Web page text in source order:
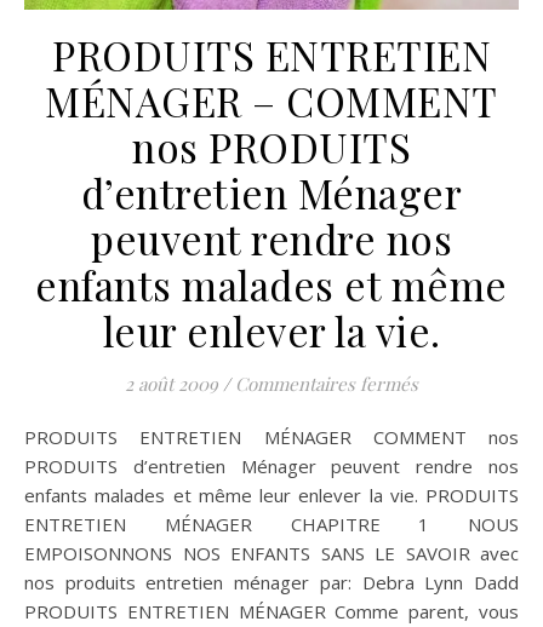
PRODUITS ENTRETIEN
MÉNAGER – COMMENT
nos PRODUITS
d’entretien Ménager
peuvent rendre nos
enfants malades et même
leur enlever la vie.
2 août 2009 / Commentaires ferméssur
PRODUITS ENTRETIEN MÉNAGER COMMENT nos
PRODUITS d’entretien Ménager peuvent rendre nos
enfants malades et même leur enlever la vie. PRODUITS
ENTRETIEN MÉNAGER CHAPITRE 1 NOUS
EMPOISONNONS NOS ENFANTS SANS LE SAVOIR avec
nos produits entretien ménager par: Debra Lynn Dadd
PRODUITS ENTRETIEN MÉNAGER Comme parent, vous